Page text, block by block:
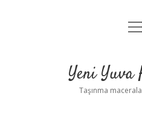
Yasal
Yeni Yuva
Taşınma